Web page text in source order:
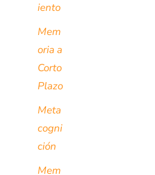
iento
Mem
oria a
Corto
Plazo
Meta
cogni
ción
Mem